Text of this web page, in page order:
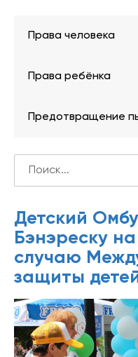
Детский
Бэнэреску
случаю
защиты
Права человека
Права ребёнка
Предотвращение